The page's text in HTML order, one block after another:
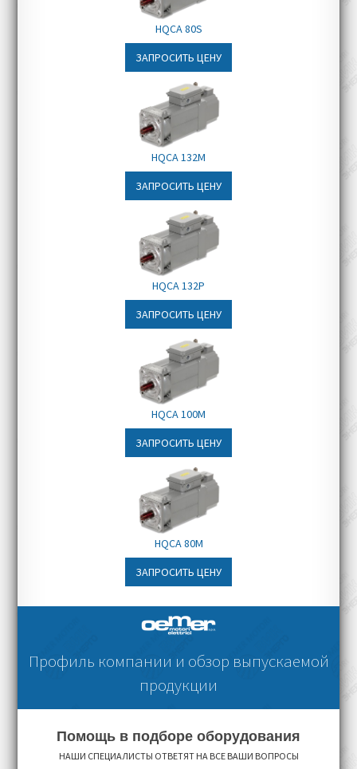
Мостовые и портовые краны
HQCA 80S
ЗАПРОСИТЬ ЦЕНУ
HQCA 132M
ЗАПРОСИТЬ ЦЕНУ
HQCA 132P
ЗАПРОСИТЬ ЦЕНУ
HQCA 100M
ЗАПРОСИТЬ ЦЕНУ
HQCA 80M
ЗАПРОСИТЬ ЦЕНУ
Профиль компании и обзор выпускаемой
продукции
Помощь в подборе оборудования
НАШИ СПЕЦИАЛИСТЫ ОТВЕТЯТ НА ВСЕ ВАШИ ВОПРОСЫ